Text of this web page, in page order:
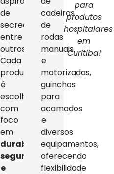
de
secreção,
entre
outros.
Cada
produto
é
escolhido
com
foco
em
durabilidade,
segurança
e
cadeiras
de
rodas
manuais
e
motorizadas,
guinchos
para
acamados
e
diversos
equipamentos,
oferecendo
flexibilidade
para
produtos
hospitalares
em
Curitiba!